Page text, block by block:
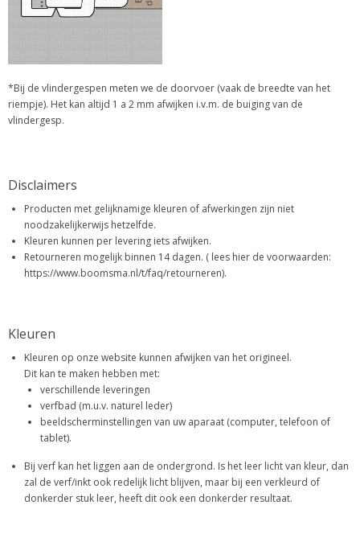
*Bij de vlindergespen meten we de doorvoer (vaak de breedte van het
riempje). Het kan altijd 1 a 2 mm afwijken i.v.m. de buiging van de
vlindergesp.
Disclaimers
Producten met gelijknamige kleuren of afwerkingen zijn niet
noodzakelijkerwijs hetzelfde.
Kleuren kunnen per levering iets afwijken.
Retourneren mogelijk binnen 14 dagen. ( lees hier de voorwaarden:
https://www.boomsma.nl/t/faq/retourneren).
Kleuren
Kleuren op onze website kunnen afwijken van het origineel.
Dit kan te maken hebben met:
verschillende leveringen
verfbad (m.u.v. naturel leder)
beeldscherminstellingen van uw aparaat (computer, telefoon of
tablet).
Bij verf kan het liggen aan de ondergrond. Is het leer licht van kleur, dan
zal de verf/inkt ook redelijk licht blijven, maar bij een verkleurd of
donkerder stuk leer, heeft dit ook een donkerder resultaat.